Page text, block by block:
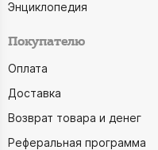
Энциклопедия
Покупателю
Оплата
Доставка
Возврат товара и денег
Реферальная программа